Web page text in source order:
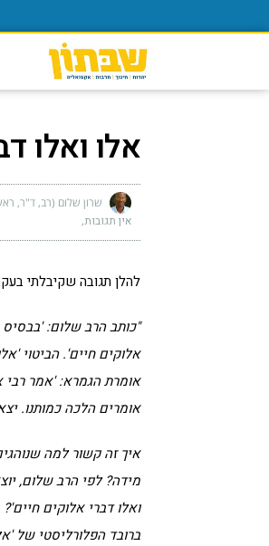
אלו ואלו
שרון שלום (רב, ד"ר,
אין תגובות
להלן תגובה שקיבלתי
"כותב הרב שלום: 'בבסיס
אלוקים חיים'. הביטוי
אומרת הגמרא: 'אמר רבי
אומרים הלכה כמותנו.
איך זה קשור למה
מידה? לפי הרב שלום,
ואלו דברי אלוקים
ברובד הפלורליסטי של